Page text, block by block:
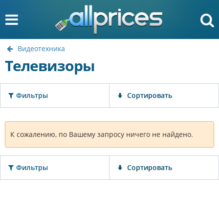
Видеотехника
Телевизоры
Фильтры Сортировать
К сожалению, по Вашему запросу ничего не найдено.
Фильтры Сортировать